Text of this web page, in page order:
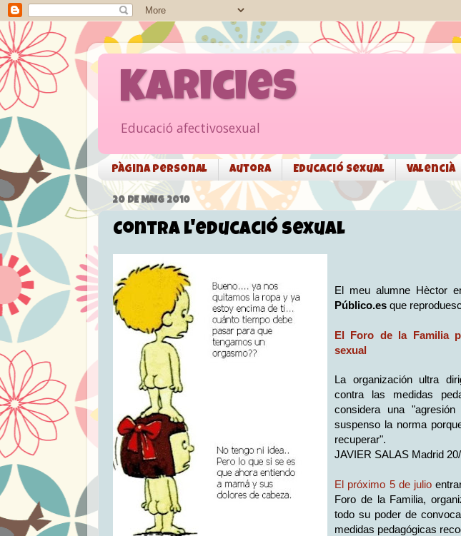
Karicies
Educació afectivosexual
Pàgina personal Autora Educació sexual Valencià
20 DE MAIG 2010
Contra l'educació sexual
El meu alumne Hèctor
Público.es que
El Foro de la Familia
sexual
La organización ultra
contra las medidas
considera una
suspenso la norma
recuperar".
JAVIER SALAS Madrid
El próximo 5 de julio
Foro de la Familia,
todo su poder de
medidas pedagógicas